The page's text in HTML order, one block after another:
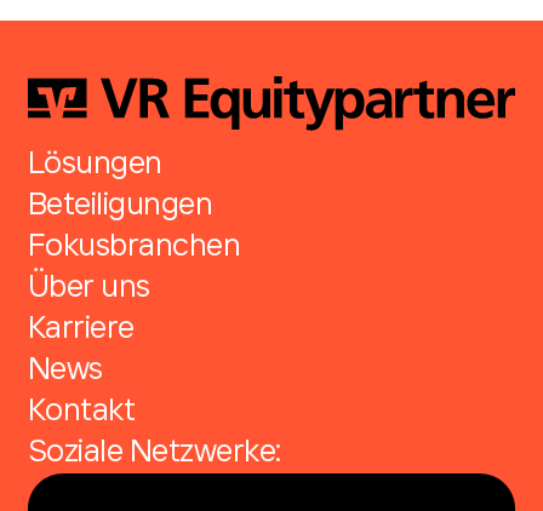
Lösungen
Beteiligungen
Fokusbranchen
Über uns
Karriere
News
Kontakt
Soziale Netzwerke: